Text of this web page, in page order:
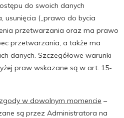
do swoich danych
usunięcia („prawo do bycia
przetwarzania oraz ma prawo
przetwarzania, a także ma
danych. Szczegółowe warunki
praw wskazane są w art. 15-
w dowolnym momencie –
są przez Administratora na